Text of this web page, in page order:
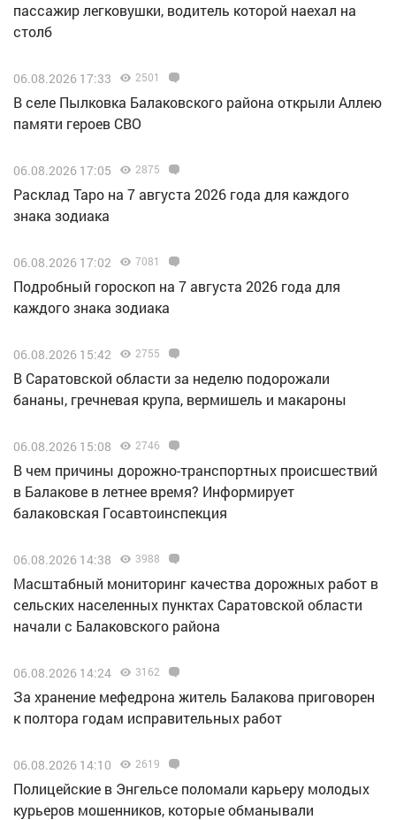
пассажир легковушки, водитель которой наехал на
столб
06.08.2026 17:33 2501
В селе Пылковка Балаковского района открыли Аллею
памяти героев СВО
06.08.2026 17:05 2875
Расклад Таро на 7 августа 2026 года для каждого
знака зодиака
06.08.2026 17:02 7081
Подробный гороскоп на 7 августа 2026 года для
каждого знака зодиака
06.08.2026 15:42 2755
В Саратовской области за неделю подорожали
бананы, гречневая крупа, вермишель и макароны
06.08.2026 15:08 2746
В чем причины дорожно-транспортных происшествий
в Балакове в летнее время? Информирует
балаковская Госавтоинспекция
06.08.2026 14:38 3988
Масштабный мониторинг качества дорожных работ в
сельских населенных пунктах Саратовской области
начали с Балаковского района
06.08.2026 14:24 3162
За хранение мефедрона житель Балакова приговорен
к полтора годам исправительных работ
06.08.2026 14:10 2619
Полицейские в Энгельсе поломали карьеру молодых
курьеров мошенников, которые обманывали